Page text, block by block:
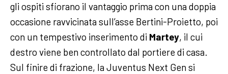
gli ospiti sfiorano il vantaggio prima con una doppia
occasione ravvicinata sull’asse Bertini-Proietto, poi
con un tempestivo inserimento di Martey, il cui
destro viene ben controllato dal portiere di casa.
Sul finire di frazione, la Juventus Next Gen si